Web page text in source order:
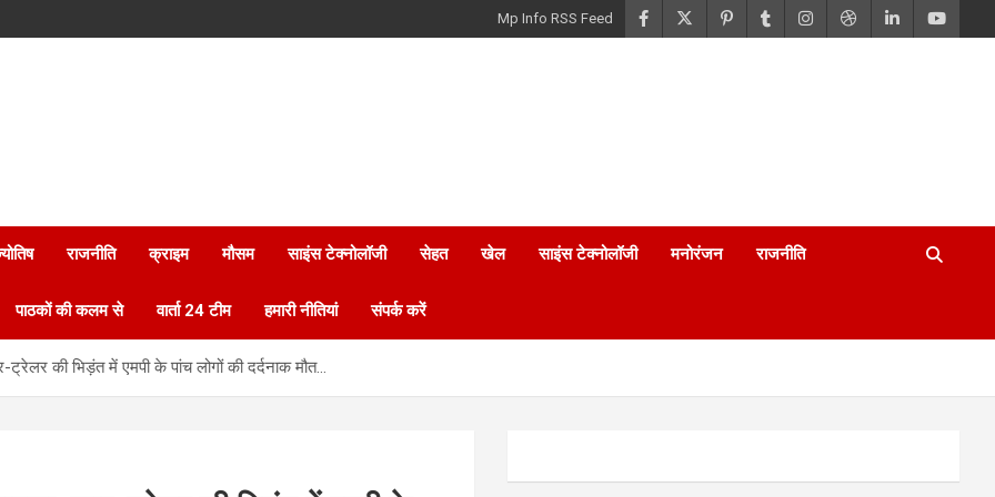
Mp Info RSS Feed
राजनीति क्राइम मौसम साइंस टेक्नोलॉजी सेहत खेल साइंस टेक्नोलॉजी मनोरंजन राजनीति
पाठकों की कलम से वार्ता 24 टीम हमारी नीतियां संपर्क करें
ट्रेलर की भिड़ंत में एमपी के पांच लोगों की दर्दनाक मौत…